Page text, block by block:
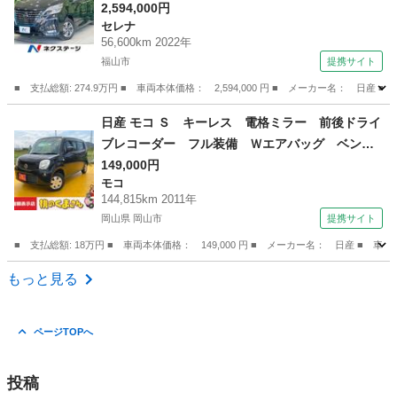
ロパイロット 衝突軽減 禁煙車 デジタルイン
ナーミラー ＢＳＭ レーダークルーズ コーナ
ーセンサー ＬＥＤヘッド／フォグ Ｂｌｕｅｔ
2,594,000円
セレナ
56,600km 2022年
福山市 提携サイト
■ 支払総額: 274.9万円 ■ 車両本体価格： 2,594,000 円 ■ メーカー名： 日産
セレナ
日産 モコ Ｓ キーレス 電格ミラー 前後ドライ
ブレコーダー フル装備 Ｗエアバッグ ベンチ
シート フルフラット タイミングチェーン Ａ
ＢＳ グー鑑定付き ロードサポート１年付き
（検8.11）
149,000円
モコ
144,815km 2011年
岡山県 岡山市 提携サイト
■ 支払総額: 18万円 ■ 車両本体価格： 149,000 円 ■ メーカー名： 日産 ■ 車
岡山 岡山市
もっと見る
ページTOPへ
投稿